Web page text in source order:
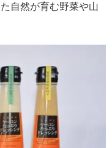
自然が育む野菜や山